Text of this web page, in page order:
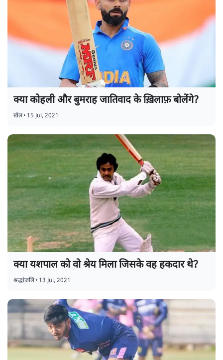
क्या कोहली और बुमराह जातिवाद के ख़िलाफ़ बोलेंगे?
खेल• 15 Jul, 2021
क्या यशपाल को वो श्रेय मिला जिसके वह हकदार थे?
श्रद्धांजलि• 13 Jul, 2021